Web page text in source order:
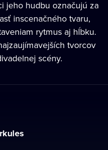
jeho hudbu označujú za
inscenačného tvaru,
rytmus aj hĺbku.
tvorcov
scény.